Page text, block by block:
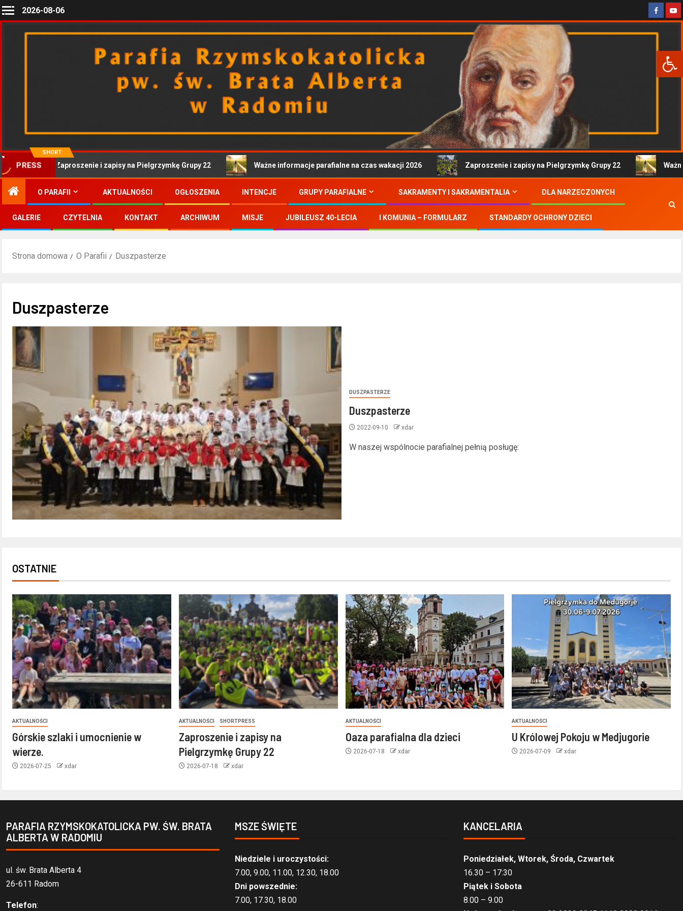
2026-08-06
SHORT
PRESS Zaproszenie i zapisy na Pielgrzymkę Grupy 22 Ważne informacje parafialne na czas wakacji 2026 Zaproszenie i zapisy na Pielgrzymkę Grupy 22
O PARAFII AKTUALNOŚCI OGŁOSZENIA INTENCJE GRUPY PARAFIALNE SAKRAMENTY I SAKRAMENTALIA DLA NARZECZONYCH
GALERIE CZYTELNIA KONTAKT ARCHIWUM MISJE JUBILEUSZ 40-LECIA I KOMUNIA – FORMULARZ STANDARDY OCHRONY DZIECI
Strona domowa O Parafii Duszpasterze
Duszpasterze
DUSZPASTERZE
Duszpasterze
2022-09-10 xdar
W naszej wspólnocie parafialnej pełnią posługę:
OSTATNIE
AKTUALNOŚCI
Górskie szlaki i umocnienie w
wierze.
2026-07-25 xdar
AKTUALNOŚCI SHORTPRESS
Zaproszenie i zapisy na
Pielgrzymkę Grupy 22
2026-07-18 xdar
AKTUALNOŚCI
Oaza parafialna dla dzieci
2026-07-18 xdar
AKTUALNOŚCI
U Królowej Pokoju w Medjugorie
2026-07-09 xdar
PARAFIA RZYMSKOKATOLICKA PW. ŚW. BRATA
ALBERTA W RADOMIU
ul. św. Brata Alberta 4
26-611 Radom
Telefon:
MSZE ŚWIĘTE
Niedziele i uroczystości:
7.00, 9.00, 11.00, 12.30, 18.00
Dni powszednie:
7.00, 17.30, 18.00
KANCELARIA
Poniedziałek, Wtorek, Środa, Czwartek
16.30 – 17:30
Piątek i Sobota
8.00 – 9.00